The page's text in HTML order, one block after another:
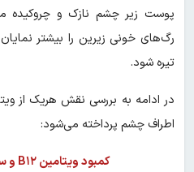
پوست زیر چشم نازک و چروکیده
رگ‌های خونی زیرین را بیشتر
تیره شود.
در ادامه به بررسی نقش هریک از
اطراف چشم پرداخته می‌شود:
کمبود ویتامین B۱۲ و سیاهی اطراف چشم